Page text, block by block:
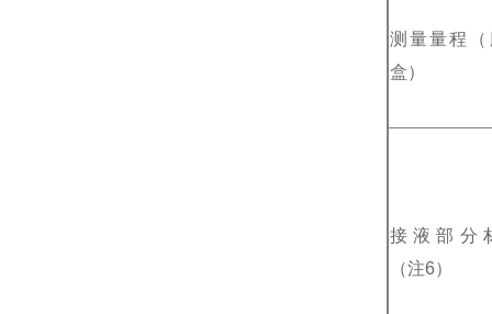
测量量程（
盒）
接液部分
（注6）